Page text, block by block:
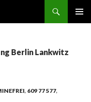
Berlin Lankwitz
, 609 77 577,